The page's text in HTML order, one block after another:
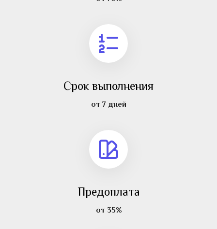
Срок выполнения
Предоплата
от 7 дней
от 35%